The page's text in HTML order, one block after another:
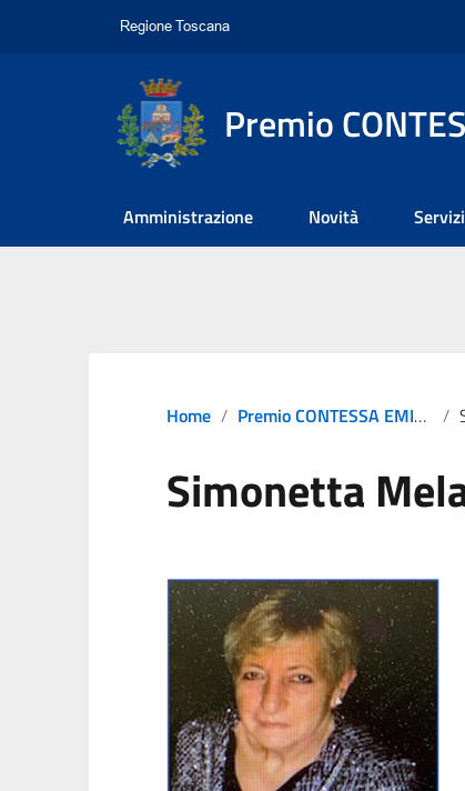
Premio
Amministrazione Novità Servizi
Home Premio CONTESSA EMILIA 2022
Simonetta